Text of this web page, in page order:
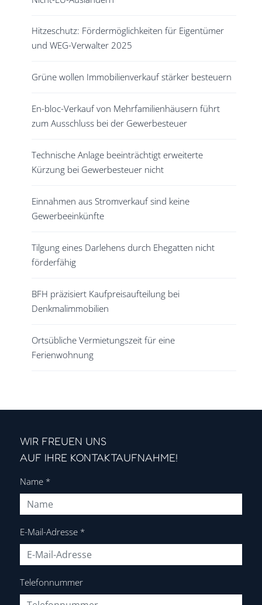
Hitzeschutz: Fördermöglichkeiten für Eigentümer
und WEG-Verwalter 2025
Grüne wollen Immobilienverkauf stärker besteuern
En-bloc-Verkauf von Mehrfamilienhäusern führt
zum Ausschluss bei der Gewerbesteuer
Technische Anlage beeinträchtigt erweiterte
Kürzung bei Gewerbesteuer nicht
Einnahmen aus Stromverkauf sind keine
Gewerbeeinkünfte
Tilgung eines Darlehens durch Ehegatten nicht
förderfähig
BFH präzisiert Kaufpreisaufteilung bei
Denkmalimmobilien
Ortsübliche Vermietungszeit für eine
Ferienwohnung
WIR FREUEN UNS
AUF IHRE KONTAKTAUFNAHME!
Name *
E-Mail-Adresse *
Telefonnummer